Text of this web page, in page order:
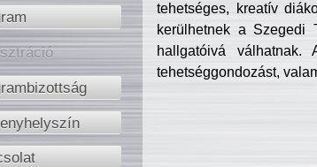
tehetséges, kreatív
kerülhetnek a Szegedi
hallgatóivá
tehetséggondozást,